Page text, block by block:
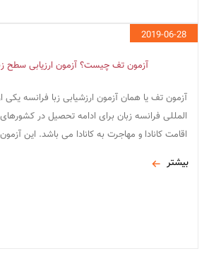
2019-06-28
آزمون تف چیست؟ آزمون ارزیابی سطح
آزمون تف یا همان آزمون ارزشیابی زبا فرانسه یکی
المللی فرانسه زبان برای ادامه تحصیل در
اقامت کانادا و مهاجرت به کانادا می باشد. این
بیشتر